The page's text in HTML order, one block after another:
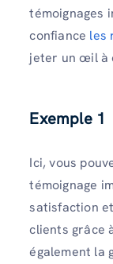
témoignages
confiance les
jeter un œil à
Exemple 1
Ici, vous
témoignage
satisfaction
clients grâce
également la